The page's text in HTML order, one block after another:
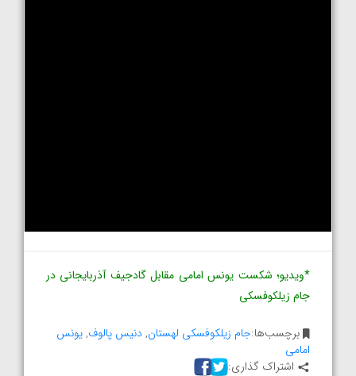
*ویدیو؛ شکست یونس امامی مقابل گادجیف آذربایجانی در
جام زیلکوفسکی
برچسب‌ها:جام زیلکوفسکی لهستان, دنیس پالوف,یونس
امامی
اشتراک گذاری: